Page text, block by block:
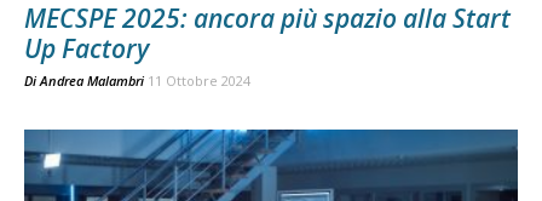
MECSPE 2025: ancora più spazio alla Start
Up Factory
DiAndrea Malambri 11 Ottobre 2024